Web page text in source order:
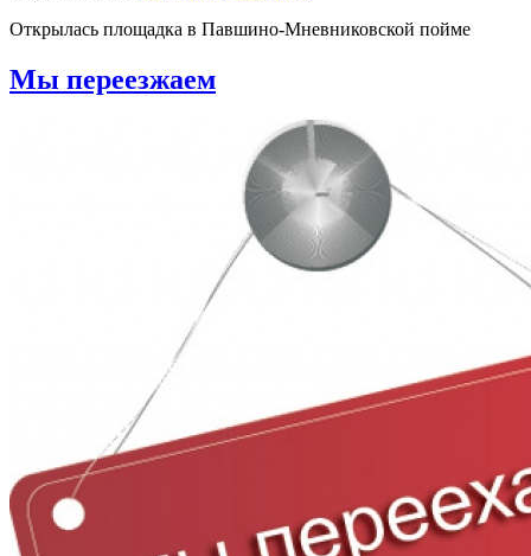
Открылась площадка в Павшино-Мневниковской пойме
Мы переезжаем